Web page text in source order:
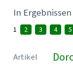
In
1 2 3 4 5
Artikel